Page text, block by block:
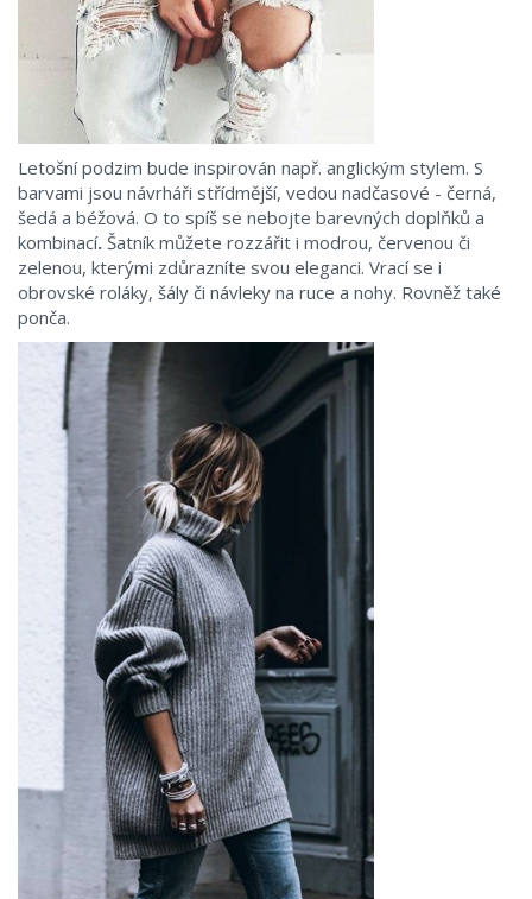
Letošní podzim bude inspirován např. anglickým stylem. S
barvami jsou návrháři střídmější, vedou nadčasové - černá,
šedá a béžová. O to spíš se nebojte barevných doplňků a
kombinací. Šatník můžete rozzářit i modrou, červenou či
zelenou, kterými zdůrazníte svou eleganci. Vrací se i
obrovské roláky, šály či návleky na ruce a nohy. Rovněž také
ponča.